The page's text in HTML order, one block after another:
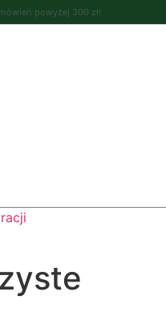
powyżej 300 zł!